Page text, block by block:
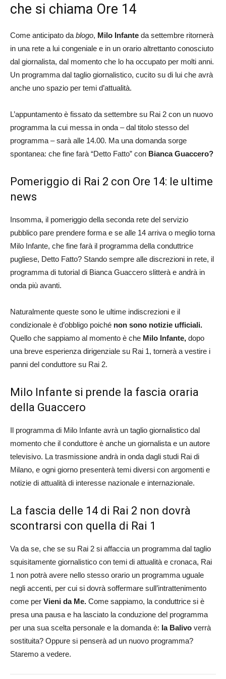
che si chiama Ore 14
Come anticipato da blogo, Milo Infante da settembre ritornerà
in una rete a lui congeniale e in un orario altrettanto conosciuto
dal giornalista, dal momento che lo ha occupato per molti anni.
Un programma dal taglio giornalistico, cucito su di lui che avrà
anche uno spazio per temi d’attualità.
L’appuntamento è fissato da settembre su Rai 2 con un nuovo
programma la cui messa in onda – dal titolo stesso del
programma – sarà alle 14.00. Ma una domanda sorge
spontanea: che fine farà “Detto Fatto” con Bianca Guaccero?
Pomeriggio di Rai 2 con Ore 14: le ultime
news
Insomma, il pomeriggio della seconda rete del servizio
pubblico pare prendere forma e se alle 14 arriva o meglio torna
Milo Infante, che fine farà il programma della conduttrice
pugliese, Detto Fatto? Stando sempre alle discrezioni in rete, il
programma di tutorial di Bianca Guaccero slitterà e andrà in
onda più avanti.
Naturalmente queste sono le ultime indiscrezioni e il
condizionale è d’obbligo poiché non sono notizie ufficiali.
Quello che sappiamo al momento è che Milo Infante, dopo
una breve esperienza dirigenziale su Rai 1, tornerà a vestire i
panni del conduttore su Rai 2.
Milo Infante si prende la fascia oraria
della Guaccero
Il programma di Milo Infante avrà un taglio giornalistico dal
momento che il conduttore è anche un giornalista e un autore
televisivo. La trasmissione andrà in onda dagli studi Rai di
Milano, e ogni giorno presenterà temi diversi con argomenti e
notizie di attualità di interesse nazionale e internazionale.
La fascia delle 14 di Rai 2 non dovrà
scontrarsi con quella di Rai 1
Va da se, che se su Rai 2 si affaccia un programma dal taglio
squisitamente giornalistico con temi di attualità e cronaca, Rai
1 non potrà avere nello stesso orario un programma uguale
negli accenti, per cui si dovrà soffermare sull’intrattenimento
come per Vieni da Me. Come sappiamo, la conduttrice si è
presa una pausa e ha lasciato la conduzione del programma
per una sua scelta personale e la domanda è: la Balivo verrà
sostituita? Oppure si penserà ad un nuovo programma?
Staremo a vedere.